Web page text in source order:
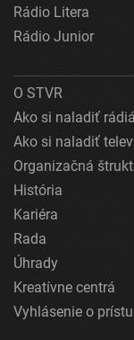
Rádio Litera
Rádio Junior
O STVR
Ako si naladiť rádiá
Ako si naladiť
Organizačná
História
Kariéra
Rada
Úhrady
Kreatívne centrá
Vyhlásenie o